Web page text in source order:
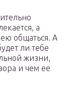
а
общаться. А
ли тебе
жизни,
и чем ее